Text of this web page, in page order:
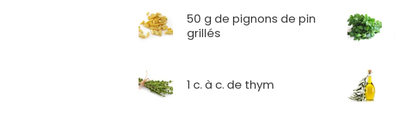
50 g de pignons de pin
grillés
1 c. à c. de thym